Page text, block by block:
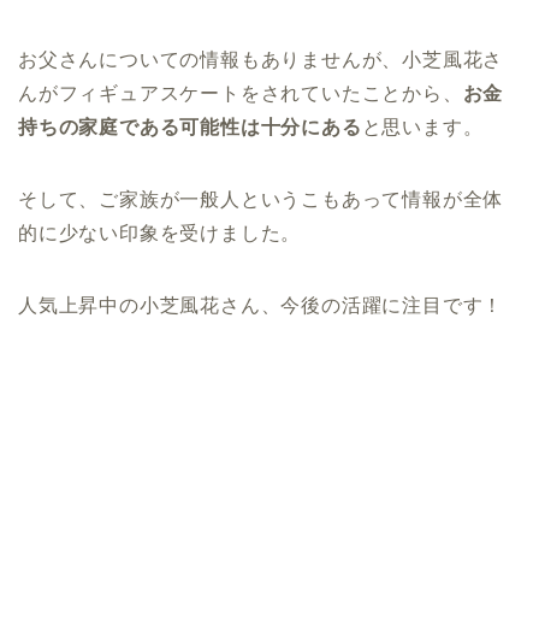
お父さんについての情報もありませんが、小芝風花さ
んがフィギュアスケートをされていたことから、 お金
持ちの家庭である可能性は十分にある と思います。
そして、ご家族が一般人というこもあって情報が全体
的に少ない印象を受けました。
人気上昇中の小芝風花さん、今後の活躍に注目です！